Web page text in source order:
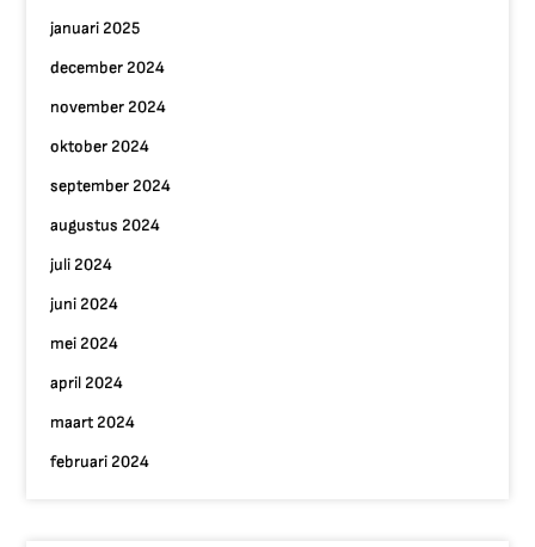
januari 2025
december 2024
november 2024
oktober 2024
september 2024
augustus 2024
juli 2024
juni 2024
mei 2024
april 2024
maart 2024
februari 2024